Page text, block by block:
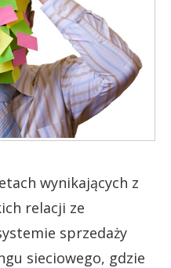
wynikających z
relacji ze
sprzedaży
sieciowego, gdzie